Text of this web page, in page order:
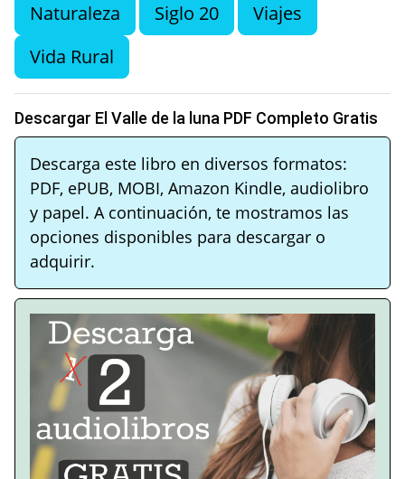
Naturaleza
Siglo 20
Viajes
Vida Rural
Descargar El Valle de la luna PDF Completo Gratis
Descarga este libro en diversos formatos:
PDF, ePUB, MOBI, Amazon Kindle, audiolibro
y papel. A continuación, te mostramos las
opciones disponibles para descargar o
adquirir.